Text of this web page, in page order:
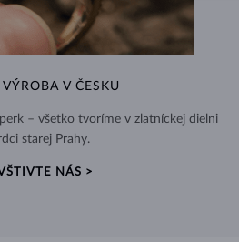
V ČESKU
– všetko tvoríme v zlatníckej dielni
starej Prahy.
NÁS >